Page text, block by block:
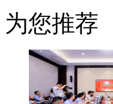
为您推荐